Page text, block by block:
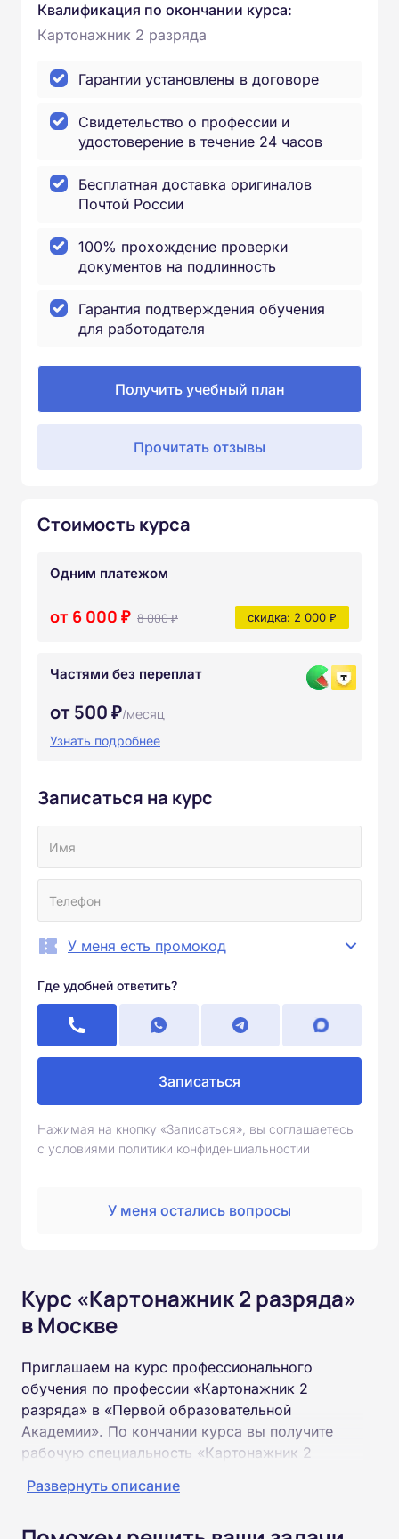
Квалификация по окончании курса:
Картонажник 2 разряда
Гарантии установлены в договоре
Свидетельство о профессии и
удостоверение в течение 24 часов
Бесплатная доставка оригиналов
Почтой России
100% прохождение проверки
документов на подлинность
Гарантия подтверждения обучения
для работодателя
Получить учебный план
Прочитать отзывы
Стоимость курса
Одним платежом
от 6 000 ₽ 8 000 ₽ скидка: 2 000 ₽
Частями без переплат
от 500 ₽/месяц
Узнать подробнее
Записаться на курс
У меня есть промокод
Где удобней ответить?
Записаться
Нажимая на кнопку «Записаться», вы соглашаетесь
с условиями политики конфиденциальностии
У меня остались вопросы
Курс «Картонажник 2 разряда»
в Москве
Приглашаем на курс профессионального
обучения по профессии «Картонажник 2
разряда» в «Первой образовательной
Академии». По кончании курса вы получите
рабочую специальность «Картонажник 2
Развернуть описание